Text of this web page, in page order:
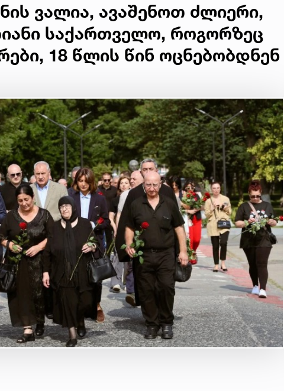
ვალია, ავაშენოთ ძლიერი,
საქართველო, როგორზეც
18 წლის წინ ოცნებობდნენ